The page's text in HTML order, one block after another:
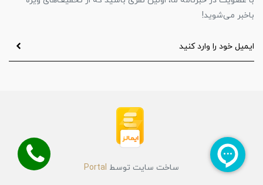
باخبر می‌شوید!
ساخت سایت توسط Portal